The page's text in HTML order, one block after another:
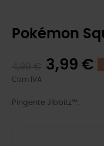
Pokémon
3,99 €
Com IVA
Pingente Jibbitz™.